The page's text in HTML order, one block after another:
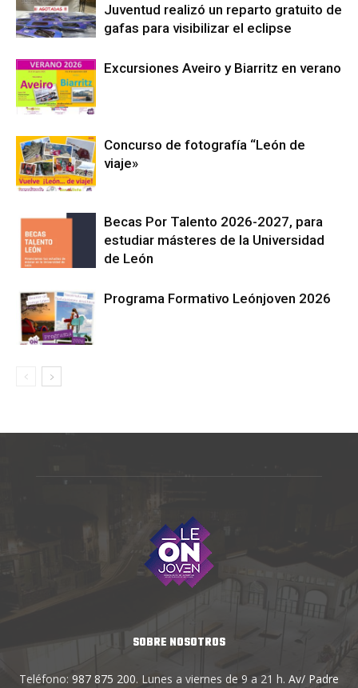
Juventud realizó un reparto gratuito de
gafas para visibilizar el eclipse
Excursiones Aveiro y Biarritz en verano
Concurso de fotografía “León de
viaje»
Becas Por Talento 2026-2027, para
estudiar másteres de la Universidad
de León
Programa Formativo Leónjoven 2026
SOBRE NOSOTROS
Teléfono: 987 875 200. Lunes a viernes de 9 a 21 h. Av/ Padre